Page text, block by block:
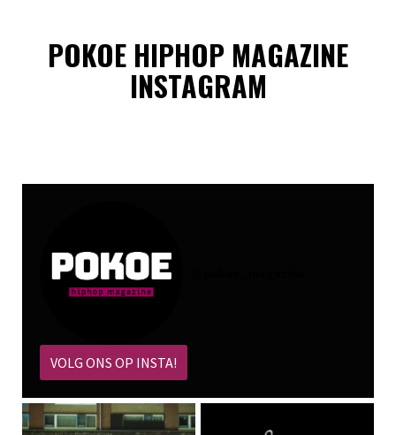
POKOE HIPHOP MAGAZINE
INSTAGRAM
VOLG ONS OP INSTA!